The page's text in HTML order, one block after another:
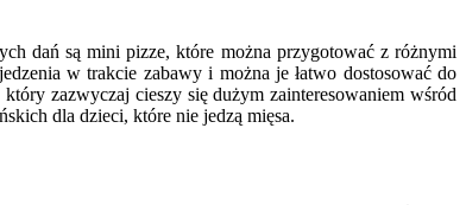
dań są mini pizze, które można przygotować z różnymi
w trakcie zabawy i można je łatwo dostosować do
zazwyczaj cieszy się dużym zainteresowaniem wśród
dla dzieci, które nie jedzą mięsa.